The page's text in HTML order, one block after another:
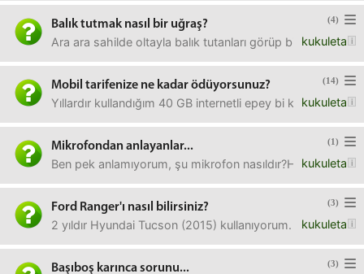
(4)
Balık tutmak nasıl bir uğraş?
kukuleta
Ara ara sahilde oltayla balık tutanları görüp bi
(14)
Mobil tarifenize ne kadar ödüyorsunuz?
kukuleta
Yıllardır kullandığım 40 GB internetli epey bi
(1)
Mikrofondan anlayanlar...
kukuleta
Ben pek anlamıyorum, şu mikrofon nasıldır?Hediye
(3)
Ford Ranger'ı nasıl bilirsiniz?
kukuleta
2 yıldır Hyundai Tucson (2015) kullanıyorum. LPG'li,
(3)
Başıboş karınca sorunu...